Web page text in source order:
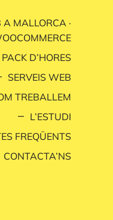
MALLORCA ·
PACK D’HORES
SERVEIS WEB
TREBALLEM
L’ESTUDI
FREQÜENTS
CONTACTA’NS